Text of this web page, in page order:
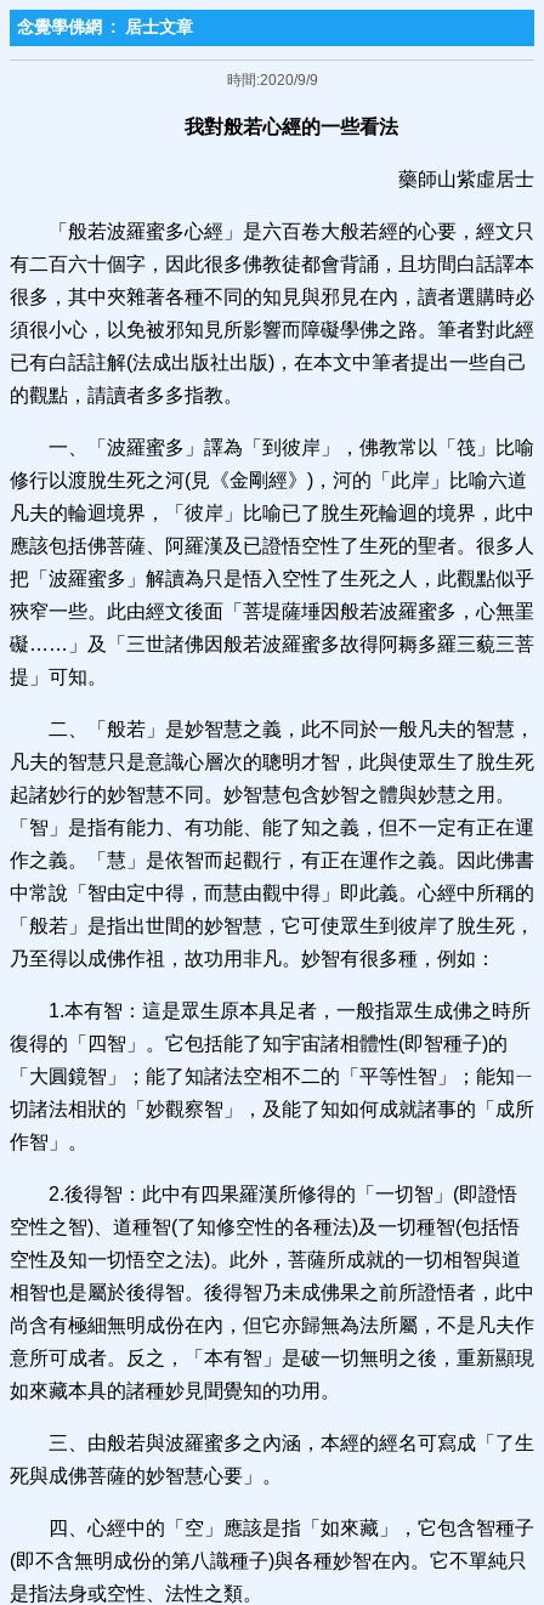
念覺學佛網 : 居士文章
時間:2020/9/9
我對般若心經的一些看法
藥師山紫虛居士
「般若波羅蜜多心經」是六百卷大般若經的心要，經文只
有二百六十個字，因此很多佛教徒都會背誦，且坊間白話譯本
很多，其中夾雜著各種不同的知見與邪見在內，讀者選購時必
須很小心，以免被邪知見所影響而障礙學佛之路。筆者對此經
已有白話註解(法成出版社出版)，在本文中筆者提出一些自己
的觀點，請讀者多多指教。
一、「波羅蜜多」譯為「到彼岸」，佛教常以「筏」比喻
修行以渡脫生死之河(見《金剛經》)，河的「此岸」比喻六道
凡夫的輪迴境界，「彼岸」比喻已了脫生死輪迴的境界，此中
應該包括佛菩薩、阿羅漢及已證悟空性了生死的聖者。很多人
把「波羅蜜多」解讀為只是悟入空性了生死之人，此觀點似乎
狹窄一些。此由經文後面「菩堤薩埵因般若波羅蜜多，心無罣
礙……」及「三世諸佛因般若波羅蜜多故得阿耨多羅三藐三菩
提」可知。
二、「般若」是妙智慧之義，此不同於一般凡夫的智慧，
凡夫的智慧只是意識心層次的聰明才智，此與使眾生了脫生死
起諸妙行的妙智慧不同。妙智慧包含妙智之體與妙慧之用。
「智」是指有能力、有功能、能了知之義，但不一定有正在運
作之義。「慧」是依智而起觀行，有正在運作之義。因此佛書
中常說「智由定中得，而慧由觀中得」即此義。心經中所稱的
「般若」是指出世間的妙智慧，它可使眾生到彼岸了脫生死，
乃至得以成佛作祖，故功用非凡。妙智有很多種，例如：
1.本有智：這是眾生原本具足者，一般指眾生成佛之時所
復得的「四智」。它包括能了知宇宙諸相體性(即智種子)的
「大圓鏡智」；能了知諸法空相不二的「平等性智」；能知ㄧ
切諸法相狀的「妙觀察智」，及能了知如何成就諸事的「成所
作智」。
2.後得智：此中有四果羅漢所修得的「一切智」(即證悟
空性之智)、道種智(了知修空性的各種法)及一切種智(包括悟
空性及知一切悟空之法)。此外，菩薩所成就的一切相智與道
相智也是屬於後得智。後得智乃未成佛果之前所證悟者，此中
尚含有極細無明成份在內，但它亦歸無為法所屬，不是凡夫作
意所可成者。反之，「本有智」是破一切無明之後，重新顯現
如來藏本具的諸種妙見聞覺知的功用。
三、由般若與波羅蜜多之內涵，本經的經名可寫成「了生
死與成佛菩薩的妙智慧心要」。
四、心經中的「空」應該是指「如來藏」，它包含智種子
(即不含無明成份的第八識種子)與各種妙智在內。它不單純只
是指法身或空性、法性之類。